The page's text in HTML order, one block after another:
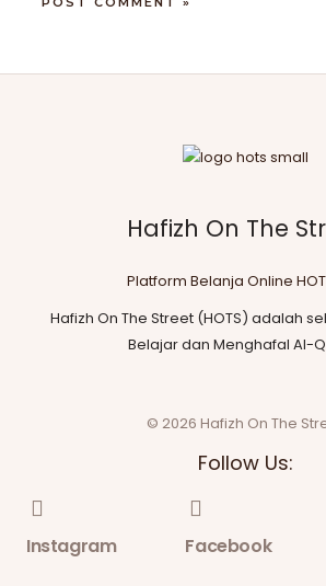
Hafizh On The
Platform Belanja Online
Hafizh On The Street (HOTS) adalah
Belajar dan Menghafal Al-
© 2026 Hafizh On The
Follow Us:
Instagram Facebook